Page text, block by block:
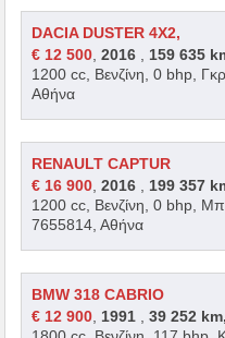
DACIA DUSTER 4Χ2,
€ 12 500 ,2016
159 635
1200 cc, Βενζίνη, 0 bhp,
Αθήνα
RENAULT CAPTUR
€ 16 900 ,2016
199 357
1200 cc, Βενζίνη, 0 bhp,
7655814, Αθήνα
BMW 318 CABRIO
€ 12 900 1991 ,39 252 km,